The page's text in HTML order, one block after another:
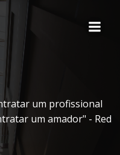
um profissional
um amador" - Red